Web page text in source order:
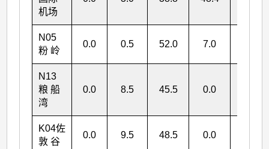
机场
N05
粉 岭
0.0 0.5 52.0 7.0
N13
粮 船
湾
0.0 8.5 45.5 0.0
K04佐
敦 谷
0.0 9.5 48.5 0.0